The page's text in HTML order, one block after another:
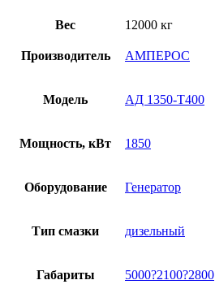
Вес 12000 кг
Производитель АМПЕРОС
Модель АД 1350-Т400
Мощность, кВт 1850
Оборудование Генератор
Тип смазки дизельный
Габариты 5000?2100?2800